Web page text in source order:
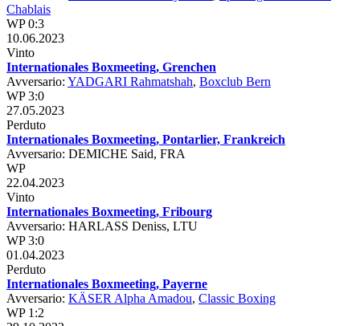
Chablais
WP 0:3
10.06.2023
Vinto
Internationales Boxmeeting, Grenchen
Avversario: YADGARI Rahmatshah, Boxclub Bern
WP 3:0
27.05.2023
Perduto
Internationales Boxmeeting, Pontarlier, Frankreich
Avversario: DEMICHE Said, FRA
WP
22.04.2023
Vinto
Internationales Boxmeeting, Fribourg
Avversario: HARLASS Deniss, LTU
WP 3:0
01.04.2023
Perduto
Internationales Boxmeeting, Payerne
Avversario: KÄSER Alpha Amadou, Classic Boxing
WP 1:2